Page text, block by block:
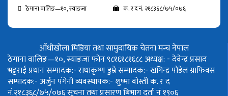
ठेगाना वालिङ—१०, स्याङजा
क. र द नं. २१८३६८/७५/०७६
आँधीखोला मिडिया तथा सामुदायिक चेतना मन्च नेपाल
ठेगाना वालिङ—१०, स्याङजा फोन ९८१६१८१६८८अध्यक्ष: - देवेन्द्र प्रसाद
भट्टराईप्रधान सम्पादक:- राधाकृष्ण डुम्रेसम्पादक:- खगिन्द्र पौडेलग्राफिक्स
सम्पादक:- अर्जुन पंगेनीव्यवस्थापक:- शुष्मा वोस्तीक. र द
नं.२१८३६८/७५/०७६सूचना तथा प्रसारण बिभाग दर्ता नं १९०६